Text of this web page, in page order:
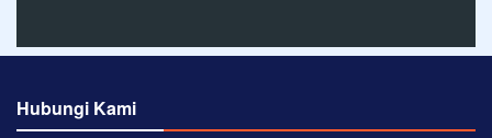
Hubungi Kami